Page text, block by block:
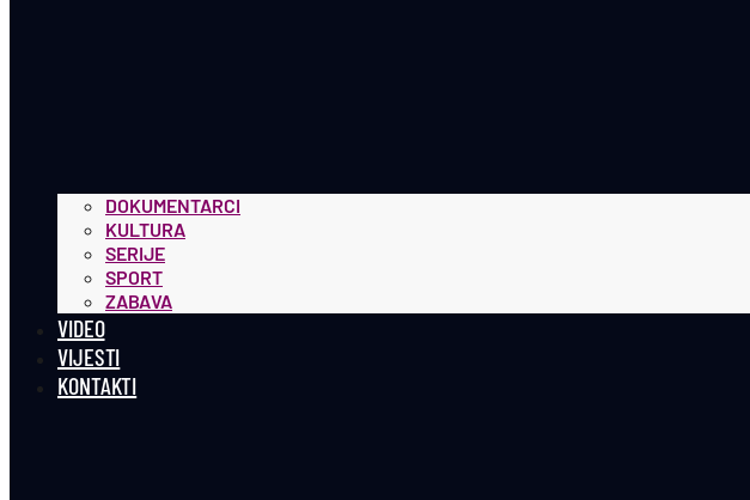
DOKUMENTARCI
KULTURA
SERIJE
SPORT
ZABAVA
VIDEO
VIJESTI
KONTAKTI